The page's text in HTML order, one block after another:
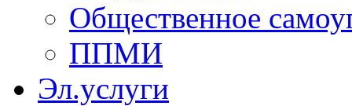
Общественное
ППМИ
Эл.услуги